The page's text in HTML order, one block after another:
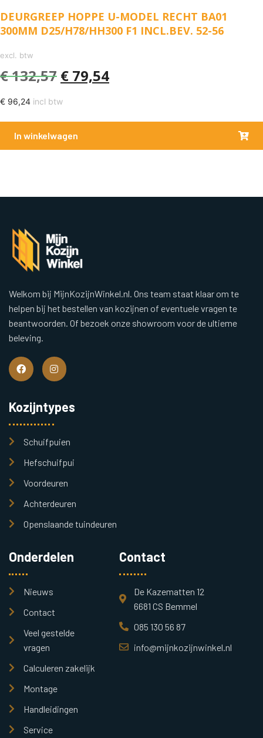
DEURGREEP HOPPE U-MODEL RECHT BA01
300MM D25/H78/HH300 F1 INCL.BEV. 52-56
excl. btw
€132,57 € 79,54
€ 96,24 incl btw
In winkelwagen
Welkom bij MijnKozijnWinkel.nl. Ons team staat klaar om te
helpen bij het bestellen van kozijnen of eventuele vragen te
beantwoorden. Of bezoek onze showroom voor de ultieme
beleving.
Kozijntypes
Schuifpuien
Hefschuifpui
Voordeuren
Achterdeuren
Openslaande tuindeuren
Onderdelen
Nieuws
Contact
Veel gestelde
vragen
Calculeren zakelijk
Montage
Handleidingen
Service
Contact
De Kazematten 12
6681 CS Bemmel
085 130 56 87
info@mijnkozijnwinkel.nl